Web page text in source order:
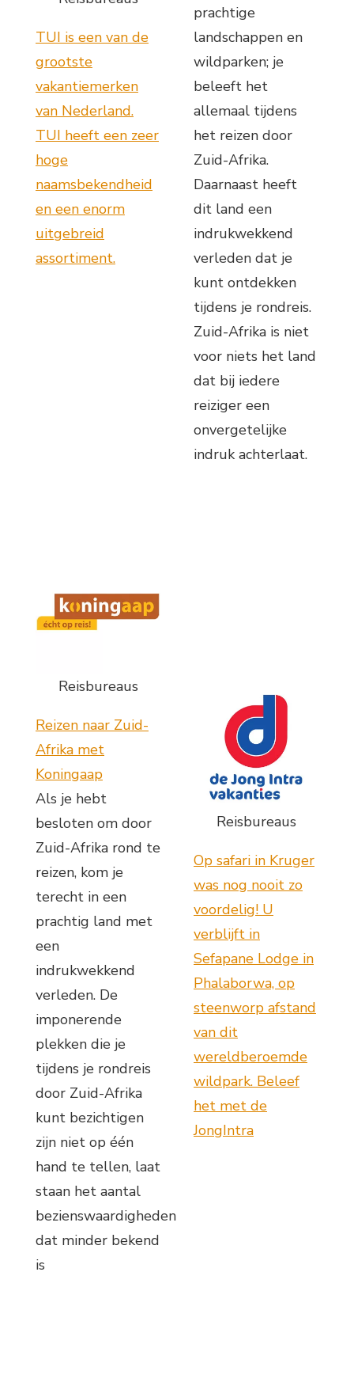
TUI is een van de
grootste
vakantiemerken
van Nederland.
TUI heeft een zeer
hoge
naamsbekendheid
en een enorm
uitgebreid
assortiment.
prachtige
landschappen en
wildparken; je
beleeft het
allemaal tijdens
het reizen door
Zuid-Afrika.
Daarnaast heeft
dit land een
indrukwekkend
verleden dat je
kunt ontdekken
tijdens je rondreis.
Zuid-Afrika is niet
voor niets het land
dat bij iedere
reiziger een
onvergetelijke
indruk achterlaat.
Reisbureaus
Reizen naar Zuid-
Afrika met
Koningaap
Als je hebt
besloten om door
Zuid-Afrika rond te
reizen, kom je
terecht in een
prachtig land met
een
indrukwekkend
verleden. De
imponerende
plekken die je
tijdens je rondreis
door Zuid-Afrika
kunt bezichtigen
zijn niet op één
hand te tellen, laat
staan het aantal
bezienswaardigheden
dat minder bekend
is
Reisbureaus
Op safari in Kruger
was nog nooit zo
voordelig! U
verblijft in
Sefapane Lodge in
Phalaborwa, op
steenworp afstand
van dit
wereldberoemde
wildpark. Beleef
het met de
JongIntra